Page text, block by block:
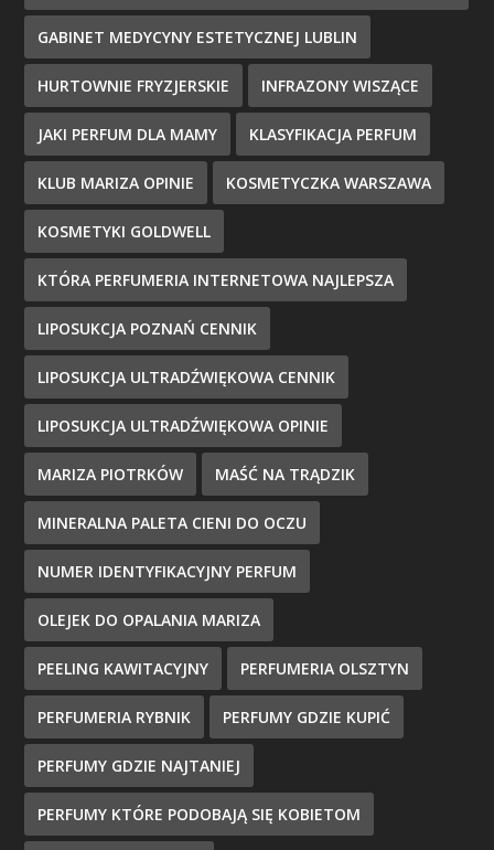
GABINET MEDYCYNY ESTETYCZNEJ LUBLIN
HURTOWNIE FRYZJERSKIE INFRAZONY WISZĄCE
JAKI PERFUM DLA MAMY KLASYFIKACJA PERFUM
KLUB MARIZA OPINIE KOSMETYCZKA WARSZAWA
KOSMETYKI GOLDWELL
KTÓRA PERFUMERIA INTERNETOWA NAJLEPSZA
LIPOSUKCJA POZNAŃ CENNIK
LIPOSUKCJA ULTRADŹWIĘKOWA CENNIK
LIPOSUKCJA ULTRADŹWIĘKOWA OPINIE
MARIZA PIOTRKÓW MAŚĆ NA TRĄDZIK
MINERALNA PALETA CIENI DO OCZU
NUMER IDENTYFIKACYJNY PERFUM
OLEJEK DO OPALANIA MARIZA
PEELING KAWITACYJNY PERFUMERIA OLSZTYN
PERFUMERIA RYBNIK PERFUMY GDZIE KUPIĆ
PERFUMY GDZIE NAJTANIEJ
PERFUMY KTÓRE PODOBAJĄ SIĘ KOBIETOM